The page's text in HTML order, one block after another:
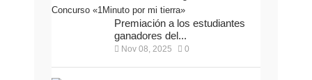
Premiación a los estudiantes
ganadores del...
Nov 08, 2025 0